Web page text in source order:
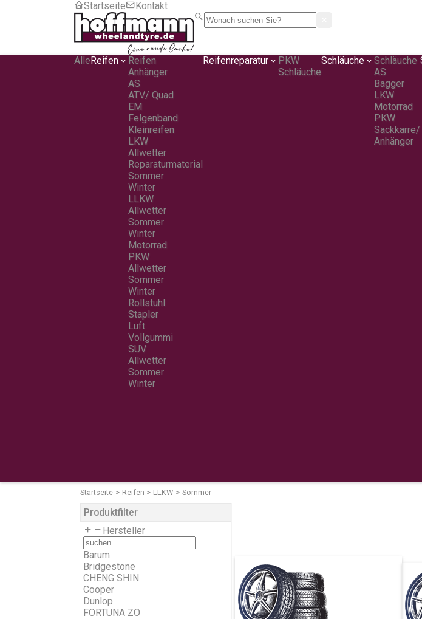
Startseite Kontakt
AlleReifen
Reifen
Anhänger
AS
ATV/ Quad
EM
Felgenband
Kleinreifen
LKW
Allwetter
Reparaturmaterial
Sommer
Winter
LLKW
Allwetter
Sommer
Winter
Motorrad
PKW
Allwetter
Sommer
Winter
Rollstuhl
Stapler
Luft
Vollgummi
SUV
Allwetter
Sommer
Winter
Reifenreparatur
PKW
Schläuche
Schläuche
Schläuche
AS
Bagger
LKW
Motorrad
PKW
Sackkarre/
Anhänger
Startseite Reifen LLKW Sommer
Produktfilter
Hersteller
Barum
Bridgestone
CHENG SHIN
Cooper
Dunlop
FORTUNA ZO